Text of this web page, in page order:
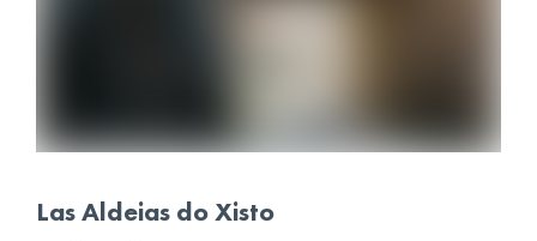
Las Aldeias do Xisto